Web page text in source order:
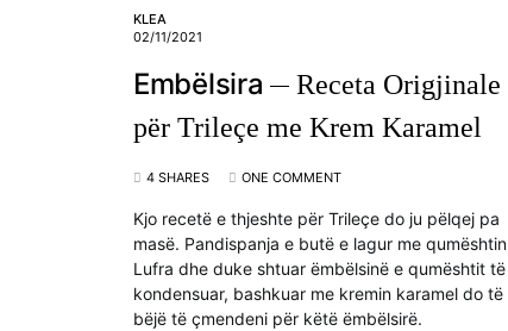
KLEA
02/11/2021
Embëlsira
Receta Origjinale
për Trileçe me Krem Karamel
4 SHARES ONE COMMENT
Kjo recetë e thjeshte për Trileçe do ju pëlqej pa
masë. Pandispanja e butë e lagur me qumështin
Lufra dhe duke shtuar ëmbëlsinë e qumështit të
kondensuar, bashkuar me kremin karamel do të
bëjë të çmendeni për këtë ëmbëlsirë.